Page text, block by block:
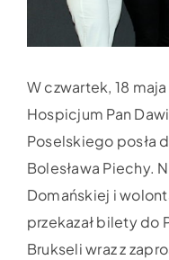
W czwartek, 18
Hospicjum Pan
Poselskiego posła
Bolesława Piechy.
Domańskiej i
przekazał bilety do
Brukseli wraz z